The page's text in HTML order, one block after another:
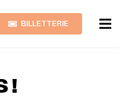
BILLETTERIE
!